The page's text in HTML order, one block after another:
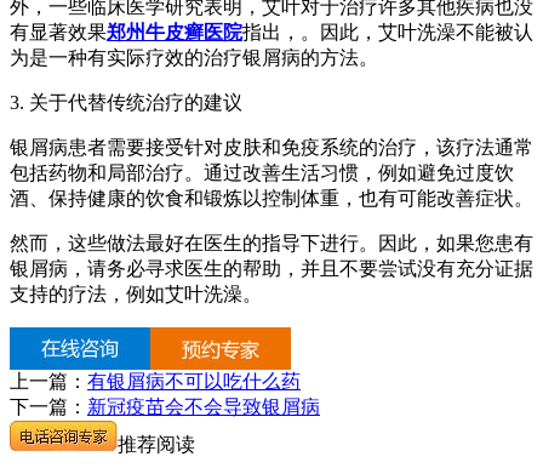
外，一些临床医学研究表明，艾叶对于治疗许多其他疾病也没
有显著效果郑州牛皮癣医院指出，。因此，艾叶洗澡不能被认
为是一种有实际疗效的治疗银屑病的方法。
3. 关于代替传统治疗的建议
银屑病患者需要接受针对皮肤和免疫系统的治疗，该疗法通常
包括药物和局部治疗。通过改善生活习惯，例如避免过度饮
酒、保持健康的饮食和锻炼以控制体重，也有可能改善症状。
然而，这些做法最好在医生的指导下进行。因此，如果您患有
银屑病，请务必寻求医生的帮助，并且不要尝试没有充分证据
支持的疗法，例如艾叶洗澡。
上一篇： 有银屑病不可以吃什么药
下一篇： 新冠疫苗会不会导致银屑病
推荐阅读